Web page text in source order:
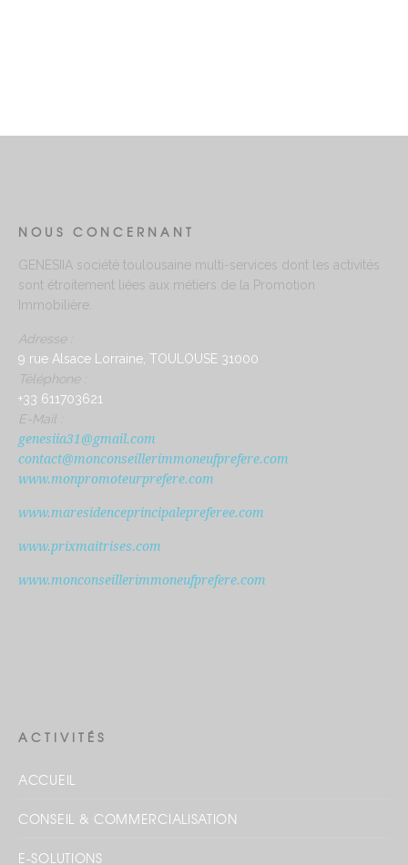
NOUS CONCERNANT
GENESIIA société toulousaine multi-services dont les activités
sont étroitement liées aux métiers de la Promotion
Immobilière.
Adresse :
9 rue Alsace Lorraine, TOULOUSE 31000
Téléphone :
+33 611703621
E-Mail :
genesiia31@gmail.com
contact@monconseillerimmoneufprefere.com
www.monpromoteurprefere.com
www.maresidenceprincipalepreferee.com
www.prixmaitrises.com
www.monconseillerimmoneufprefere.com
ACTIVITÉS
ACCUEIL
CONSEIL & COMMERCIALISATION
E-SOLUTIONS